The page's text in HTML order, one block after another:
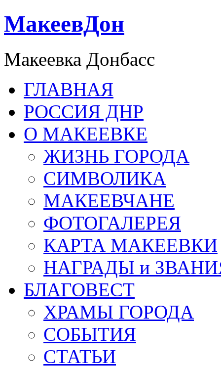
МакеевДон
Макеевка Донбасс
ГЛАВНАЯ
РОССИЯ ДНР
О МАКЕЕВКЕ
ЖИЗНЬ ГОРОДА
СИМВОЛИКА
МАКЕЕВЧАНЕ
ФОТОГАЛЕРЕЯ
КАРТА МАКЕЕВКИ
НАГРАДЫ и
БЛАГОВЕСТ
ХРАМЫ ГОРОДА
СОБЫТИЯ
СТАТЬИ